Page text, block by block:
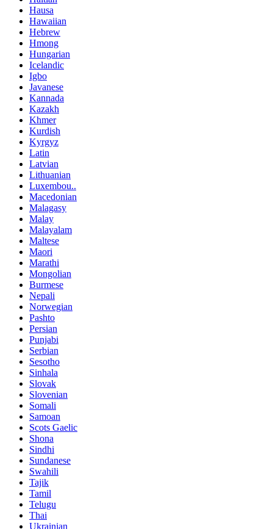
Hausa
Hawaiian
Hebrew
Hmong
Hungarian
Icelandic
Igbo
Javanese
Kannada
Kazakh
Khmer
Kurdish
Kyrgyz
Latin
Latvian
Lithuanian
Luxembou..
Macedonian
Malagasy
Malay
Malayalam
Maltese
Maori
Marathi
Mongolian
Burmese
Nepali
Norwegian
Pashto
Persian
Punjabi
Serbian
Sesotho
Sinhala
Slovak
Slovenian
Somali
Samoan
Scots Gaelic
Shona
Sindhi
Sundanese
Swahili
Tajik
Tamil
Telugu
Thai
Ukrainian